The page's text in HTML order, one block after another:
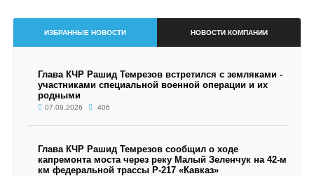
ИЗБРАННЫЕ НОВОСТИ НОВОСТИ КОМПАНИИ
Глава КЧР Рашид Темрезов встретился с земляками -
участниками специальной военной операции и их
родными
07.08.2026 406
Глава КЧР Рашид Темрезов сообщил о ходе
капремонта моста через реку Малый Зеленчук на 42-м
км федеральной трассы Р-217 «Кавказ»